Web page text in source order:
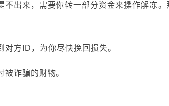
出来，需要你转一部分资金来操作解冻。
方ID，为你尽快挽回损失。
诈骗的财物。